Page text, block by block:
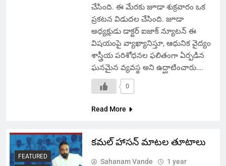
చేసింది. ఈ మేరకు జూడా శుక్రవారం ఒక
ప్రకటన విడుదల చేసింది. జూడా
అధ్యక్షుడు డాక్టర్ ఐజాక్ న్యూటన్ ఈ
విషయంపై వ్యాఖ్యానిస్తూ, ఆధునిక వైద్యం
శాస్త్రీయ పరిశోధనల ఫలితంగా ఏర్పడిన
ఘనమైన వ్యవస్థ అని ఉద్ఘాటించారు….
0
Read More
FEATURED
కమల్ హాసన్ మాటల తూటాలు
Sahanam Vande
1 year